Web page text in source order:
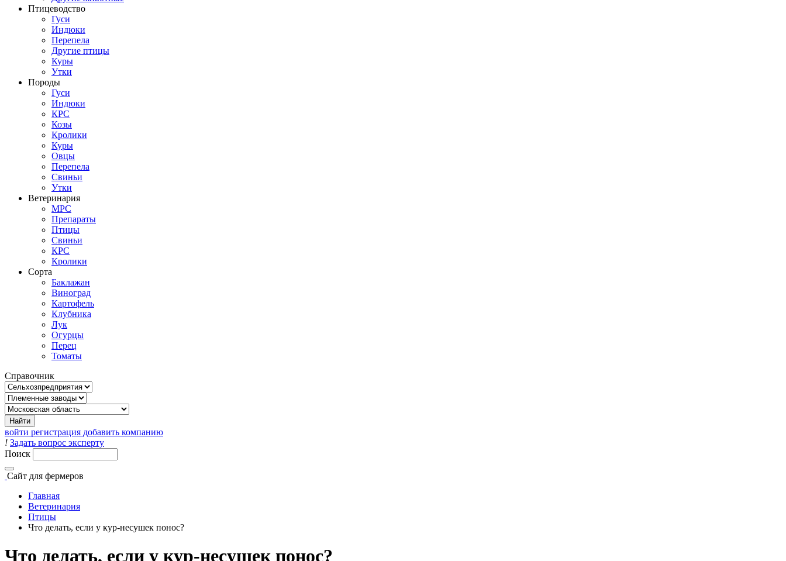
Птицеводство
Гуси
Индюки
Перепела
Другие птицы
Куры
Утки
Породы
Гуси
Индюки
КРС
Козы
Кролики
Куры
Овцы
Перепела
Свиньи
Утки
Ветеринария
МРС
Препараты
Птицы
Свиньи
КРС
Кролики
Сорта
Баклажан
Виноград
Картофель
Клубника
Лук
Огурцы
Перец
Томаты
Справочник
войти регистрация добавить компанию
! Задать вопрос эксперту
Поиск
Сайт для фермеров
Главная
Ветеринария
Птицы
Что делать, если у кур-несушек понос?
Что делать, если у кур-несушек понос?